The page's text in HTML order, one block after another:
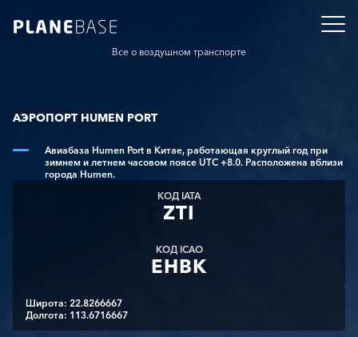
Все о воздушном транспорте
АЭРОПОРТ HUMEN PORT
Авиабаза Humen Port в Китае, работающая круглый год при
зимнем и летнем часовом поясе UTC +8.0. Расположена вблизи
города Humen.
КОД IATA
ZTI
КОД ICAO
EHBK
Широта: 22.8266667
Долгота: 113.6716667